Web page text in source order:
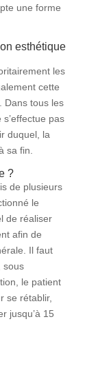
une forme
esthétique
les
cette
Dans tous les
pas
duquel, la
sa fin.
?
de plusieurs
le
de réaliser
afin de
Il faut
sous
le patient
se rétablir,
jusqu’à 15